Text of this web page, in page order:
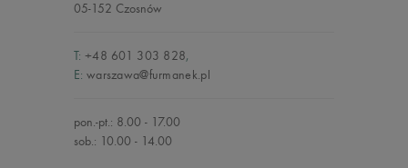
05-152 Czosnów
T: +48 601 303 828,
E: warszawa@furmanek.pl
pon.-pt.: 8.00 - 17.00
sob.: 10.00 - 14.00